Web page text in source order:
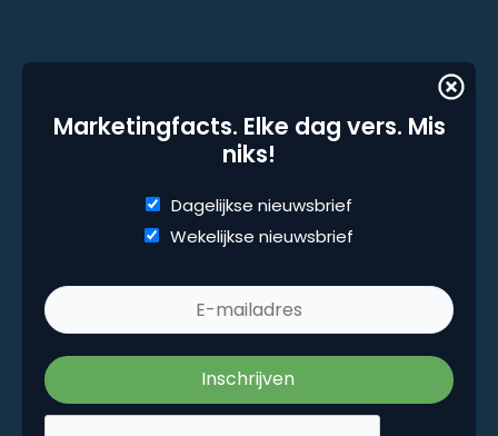
Marketingfacts. Elke dag vers. Mis
niks!
Dagelijkse nieuwsbrief
Wekelijkse nieuwsbrief
Marketingfacts. Elke dag vers. Mis niks!
Dagelijkse nieuwsbrief